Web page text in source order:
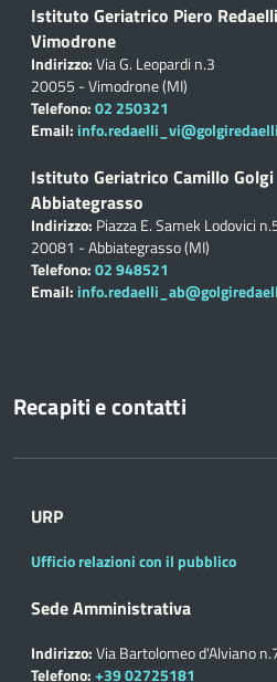
Istituto Geriatrico Piero Redaelli
Vimodrone
Indirizzo:Via G. Leopardi n.3
20055 - Vimodrone (MI)
Telefono:02 250321
Email:
Istituto Geriatrico Camillo Golgi
Abbiategrasso
Indirizzo: Piazza E. Samek Lodovici
20081 - Abbiategrasso (MI)
Telefono:02 948521
Email:
Recapiti e contatti
URP
Ufficio relazioni con il pubblico
Sede Amministrativa
Indirizzo:Via Bartolomeo d'Alviano
Telefono:+39 02725181